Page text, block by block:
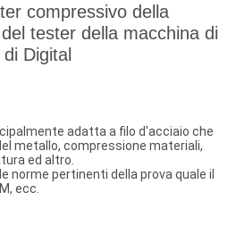
compressivo della
tester della macchina di
Digital
adatta a filo d'acciaio che
metallo, compressione materiali,
ed altro.
norme pertinenti della prova quale il
ecc.